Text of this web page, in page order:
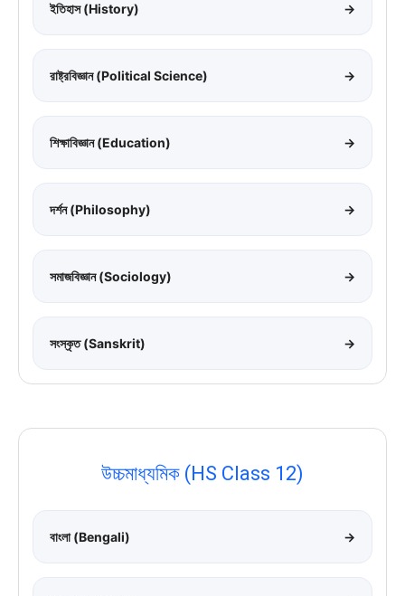
ইতিহাস (History) →
রাষ্ট্রবিজ্ঞান (Political Science) →
শিক্ষাবিজ্ঞান (Education) →
দর্শন (Philosophy) →
সমাজবিজ্ঞান (Sociology) →
সংস্কৃত (Sanskrit) →
উচ্চমাধ্যমিক (HS Class 12)
বাংলা (Bengali) →